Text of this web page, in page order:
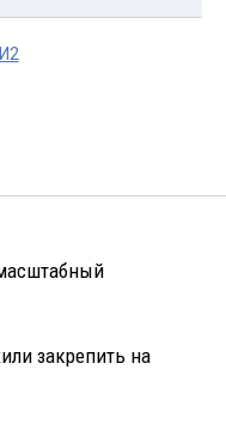
закрепить на